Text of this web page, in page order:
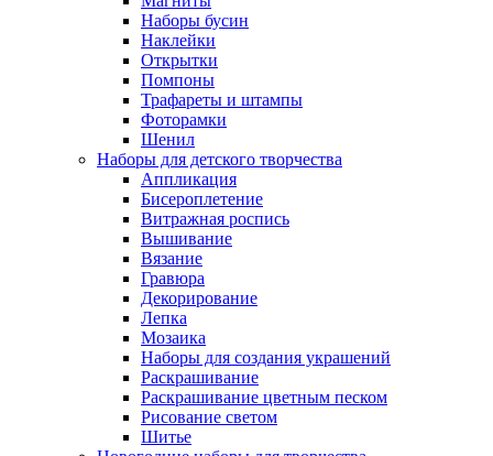
Наборы бусин
Наклейки
Открытки
Помпоны
Трафареты и штампы
Фоторамки
Шенил
Наборы для детского творчества
Аппликация
Бисероплетение
Витражная роспись
Вышивание
Вязание
Гравюра
Декорирование
Лепка
Мозаика
Наборы для создания украшений
Раскрашивание
Раскрашивание цветным песком
Рисование светом
Шитье